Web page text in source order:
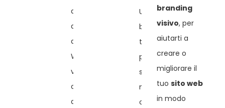
alle domeniche
autunnali: toni caldi e
avvolgenti per siti
WordPress che
vogliono comunicare
comfort, equilibrio e
accoglienza.
Una palette ispirata ai
biscotti di novembre:
toni caldi e cremosi
per trasmettere
serenità e accoglienza
nel tuo sito WordPress
o nel tuo brand.
branding
visivo, per
aiutarti a
creare o
migliorare il
tuo sito web
in modo